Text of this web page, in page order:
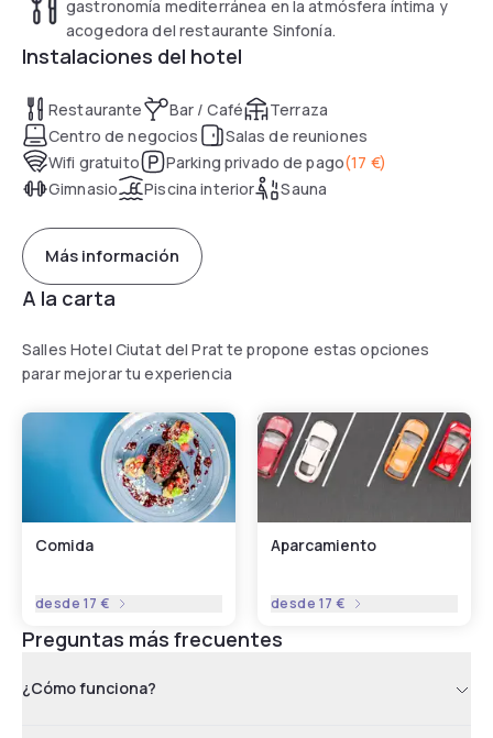
gastronomía mediterránea en la atmósfera íntima y
acogedora del restaurante Sinfonía.
Instalaciones del hotel
Restaurante Bar / Café
Terraza
Centro de negocios
Salas de reuniones
Wifi gratuito
Parking privado de pago(17 €)
Gimnasio
Piscina interior Sauna
Más información
A la carta
Salles Hotel Ciutat del Prat te propone estas opciones
parar mejorar tu experiencia
Comida
desde 17 €
Aparcamiento
desde 17 €
Preguntas más frecuentes
¿Cómo funciona?